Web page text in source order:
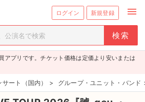
ログイン 新規登録 menu
録
アプリです。チケット価格は定価より安いまたは
ート（国内） > グループ・ユニット・バンド